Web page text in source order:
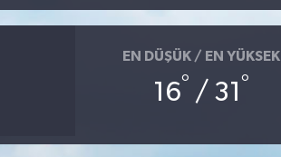
EN DÜŞÜK / EN YÜKSEK
16° / 31 °